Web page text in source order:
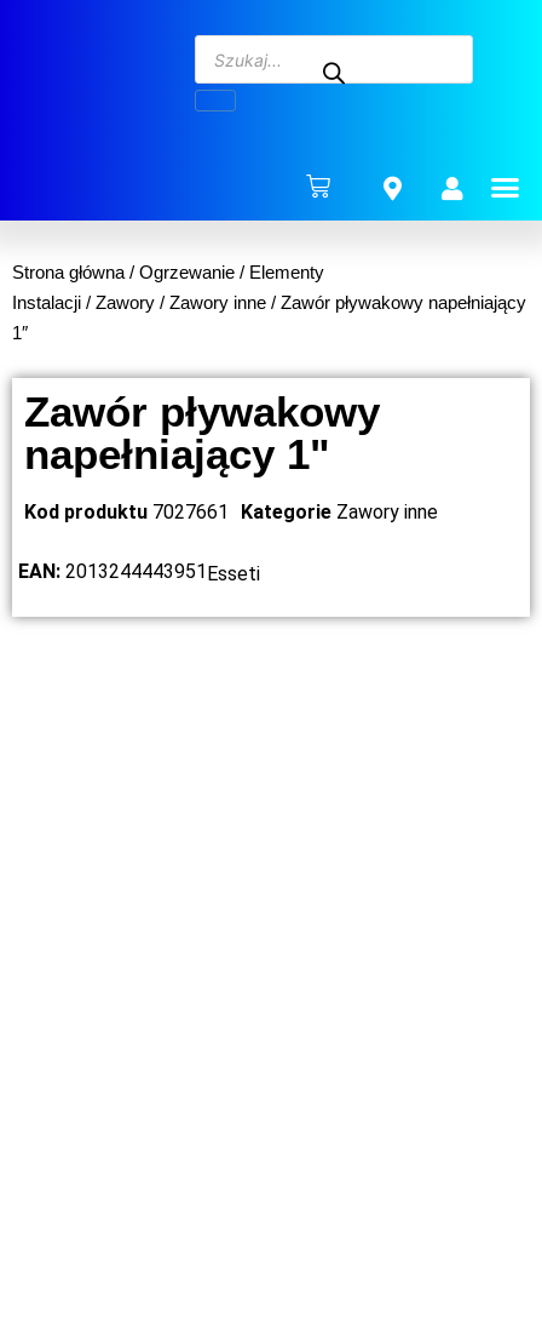
Strona główna / Ogrzewanie / Elementy
Instalacji / Zawory / Zawory inne / Zawór pływakowy napełniający
1″
Zawór pływakowy
napełniający 1"
Kod produktu 7027661 Kategorie Zawory inne
EAN: 2013244443951 Esseti